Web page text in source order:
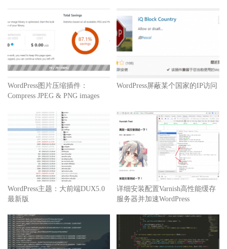
WordPress图片压缩插件：
Compress JPEG & PNG images
WordPress屏蔽某个国家的IP访问
WordPress主题：大前端DUX5.0
最新版
详细安装配置Varnish高性能缓存
服务器并加速WordPress